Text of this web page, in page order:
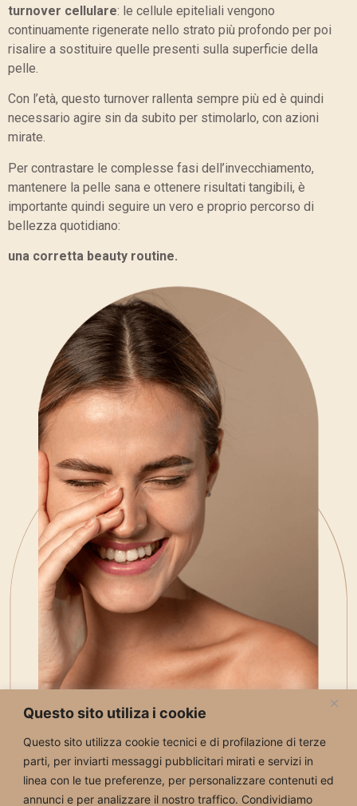
Questo sito utiliza i cookie
Questo sito utilizza cookie tecnici e di profilazione di terze
parti, per inviarti messaggi pubblicitari mirati e servizi in
linea con le tue preferenze, per personalizzare contenuti ed
annunci e per analizzare il nostro traffico. Condividiamo
turnover cellulare: le cellule epiteliali vengono
continuamente rigenerate nello strato più profondo per poi
risalire a sostituire quelle presenti sulla superficie della
pelle.
Con l’età, questo turnover rallenta sempre più ed è quindi
necessario agire sin da subito per stimolarlo, con azioni
mirate.
Per contrastare le complesse fasi dell’invecchiamento,
mantenere la pelle sana e ottenere risultati tangibili, è
importante quindi seguire un vero e proprio percorso di
bellezza quotidiano:
una corretta beauty routine.